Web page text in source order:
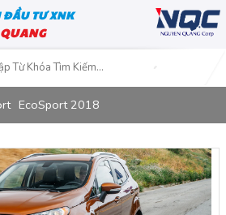
ĐẦU TƯ XNK
EcoSport 2018